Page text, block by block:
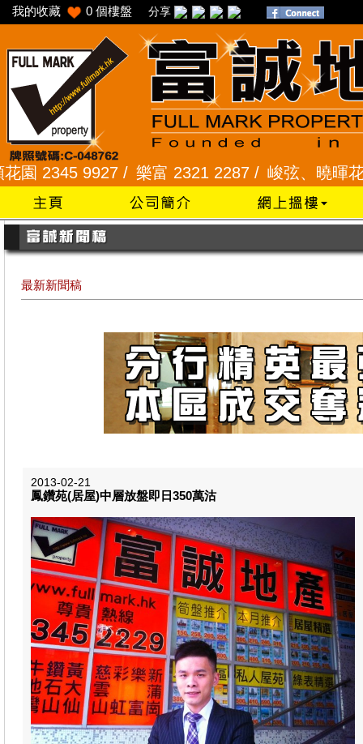
我的收藏 0 個樓盤 分享
9927 /樂富 2321 2287 /峻弦、曉暉花園
最新新聞稿
2013-02-21
鳳鑽苑(居屋)中層放盤即日350萬沽